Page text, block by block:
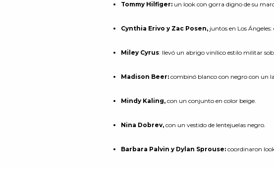
Tommy Hilfiger: un look con gorra digno de su
Cynthia Erivo y Zac Posen, juntos en Los
Miley Cyrus: llevó un abrigo vinílico estilo militar
Madison Beer:combinó blanco con negro con un
Mindy Kaling,con un conjunto en color beige.
Nina Dobrev,con un vestido de lentejuelas negro.
Barbara Palvin y Dylan Sprouse:coordinaron